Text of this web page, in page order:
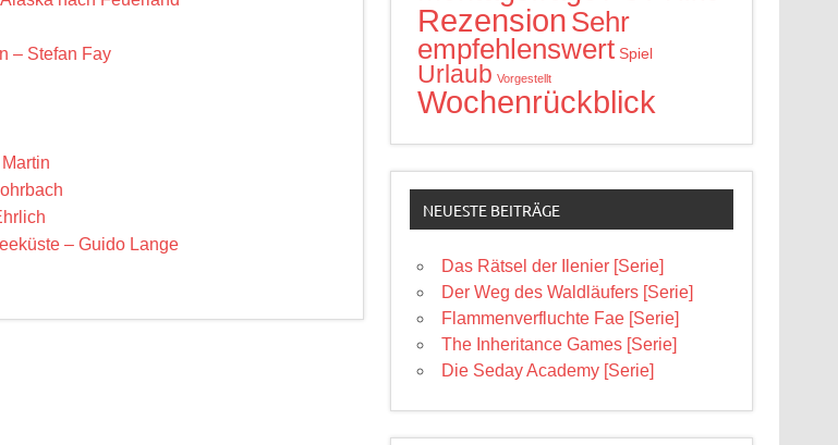
– Stefan Fay
– Guido Lange
Rezension Sehr
empfehlenswert Spiel
Urlaub Vorgestellt
Wochenrückblick
NEUESTE BEITRÄGE
Das Rätsel der Ilenier [Serie]
Der Weg des Waldläufers [Serie]
Flammenverfluchte Fae [Serie]
The Inheritance Games [Serie]
Die Seday Academy [Serie]